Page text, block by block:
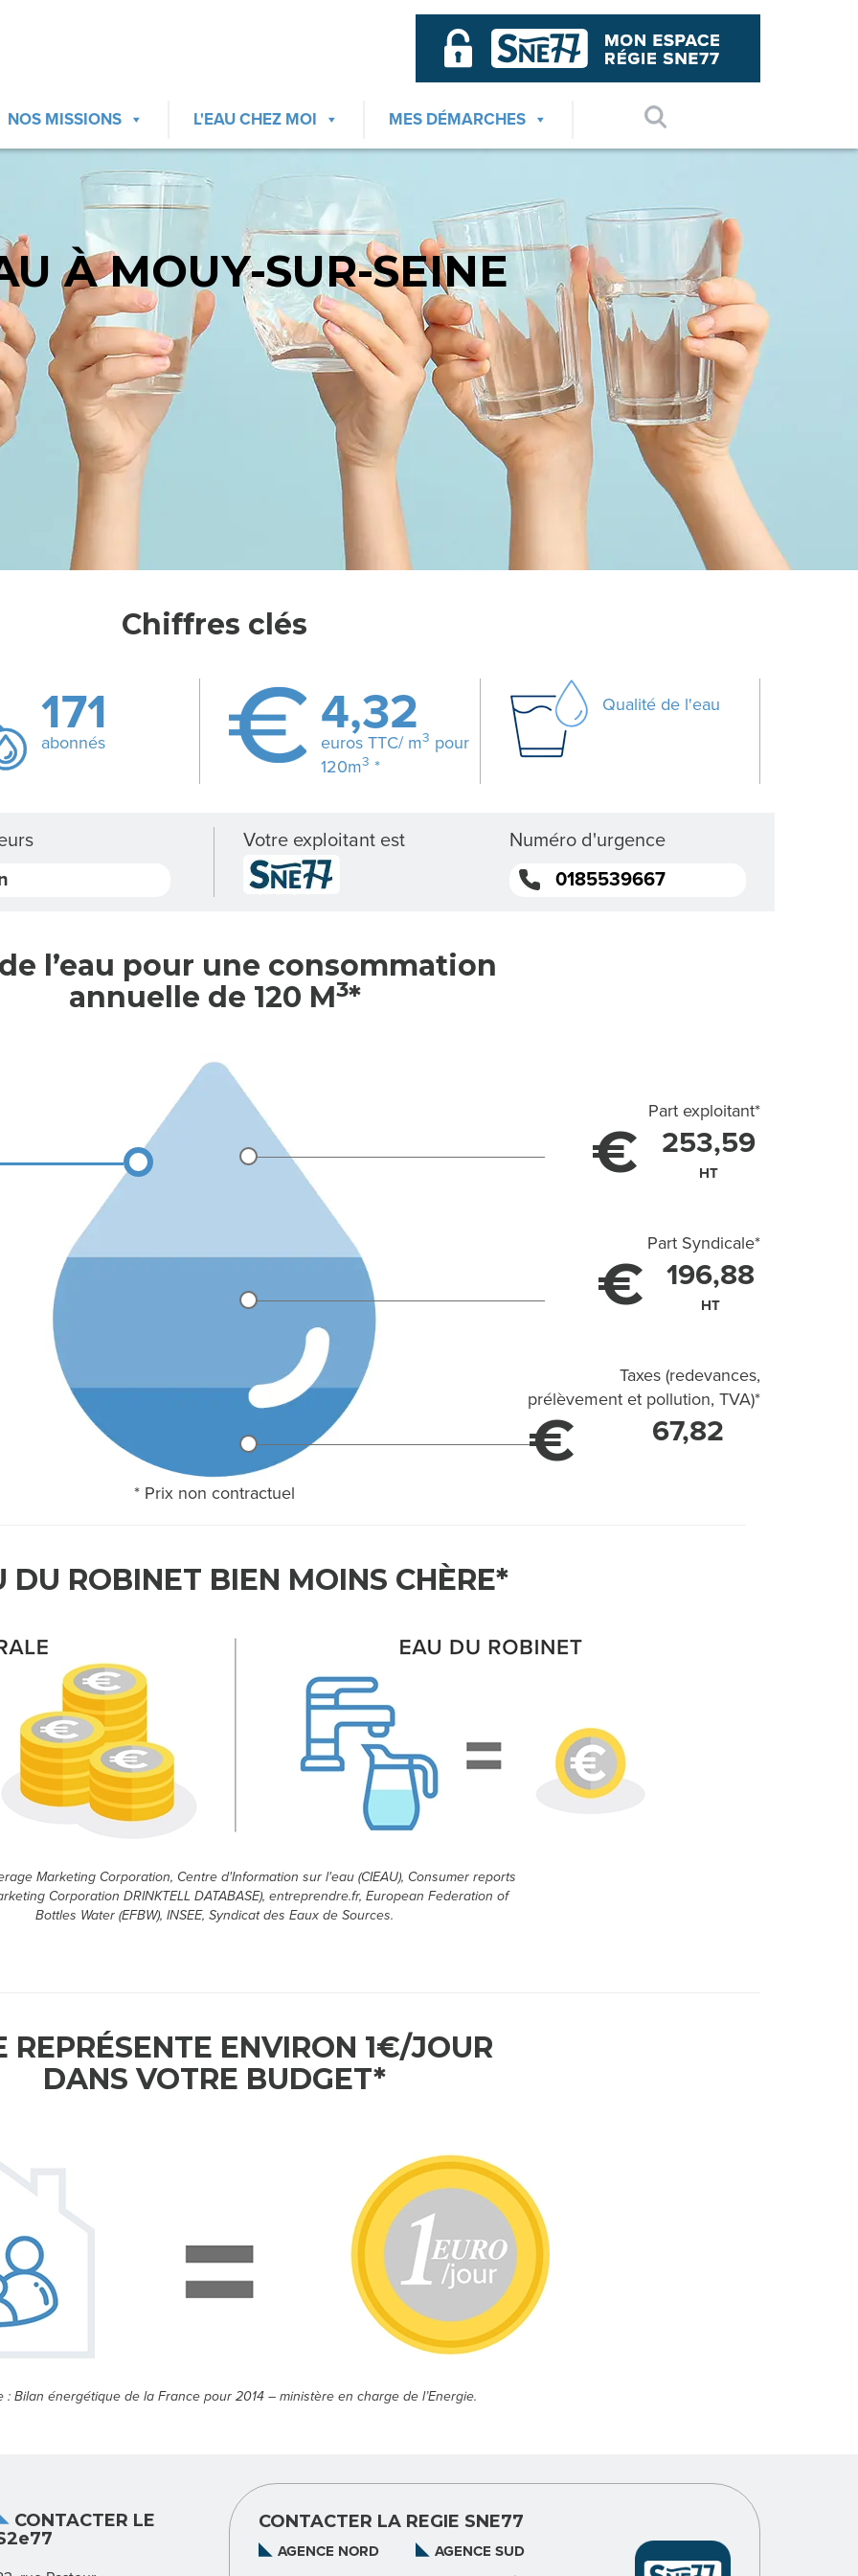
NOS MISSIONS L'EAU CHEZ MOI MES DÉMARCHES
À MOUY-SUR-SEINE
Chiffres clés
171
abonnés
4,32
euros TTC/ m3 pour
120m3 *
Qualité de l'eau
Votre exploitant est
Numéro d'urgence
0185539667
l’eau pour une consommation
annuelle de 120 M3*
Part exploitant*
€ 253,59
HT
Part Syndicale*
€ 196,88
HT
Taxes (redevances,
prélèvement et pollution, TVA)*
€ 67,82
* Prix non contractuel
DU ROBINET BIEN MOINS CHÈRE*
Marketing Corporation, Centre d'Information sur l'eau (CIEAU), Consumer reports
Corporation DRINKTELL DATABASE), entreprendre.fr, European Federation of
Bottles Water (EFBW), INSEE, Syndicat des Eaux de Sources.
REPRÉSENTE ENVIRON 1€/JOUR
DANS VOTRE BUDGET*
: Bilan énergétique de la France pour 2014 – ministère en charge de l’Energie.
CONTACTER LE
CONTACTER LA REGIE SNE77
AGENCE NORD AGENCE SUD